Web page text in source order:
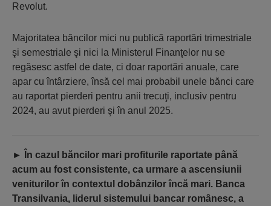
Revolut.
Majoritatea băncilor mici nu publică raportări trimestriale
şi semestriale şi nici la Ministerul Finanţelor nu se
regăsesc astfel de date, ci doar raportări anuale, care
apar cu întârziere, însă cel mai probabil unele bănci care
au raportat pierderi pentru anii trecuţi, inclusiv pentru
2024, au avut pierderi şi în anul 2025.
►
În cazul băncilor mari profiturile raportate până
acum au fost consistente, ca urmare a ascensiunii
veniturilor în contextul dobânzilor încă mari. Banca
Transilvania, liderul sistemului bancar românesc, a